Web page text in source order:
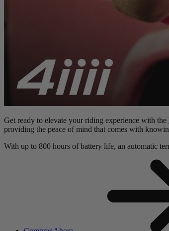
Get ready to elevate your riding experience with the
providing the peace of mind that comes with
With up to 800 hours of battery life, an automatic